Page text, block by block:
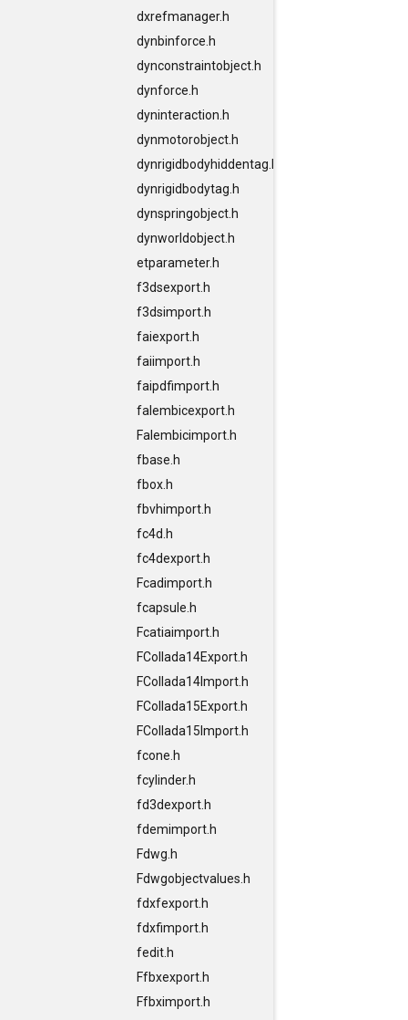
dxrefmanager.h
dynbinforce.h
dynconstraintobject.h
dynforce.h
dyninteraction.h
dynmotorobject.h
dynrigidbodyhiddentag.h
dynrigidbodytag.h
dynspringobject.h
dynworldobject.h
etparameter.h
f3dsexport.h
f3dsimport.h
faiexport.h
faiimport.h
faipdfimport.h
falembicexport.h
Falembicimport.h
fbase.h
fbox.h
fbvhimport.h
fc4d.h
fc4dexport.h
Fcadimport.h
fcapsule.h
Fcatiaimport.h
FCollada14Export.h
FCollada14Import.h
FCollada15Export.h
FCollada15Import.h
fcone.h
fcylinder.h
fd3dexport.h
fdemimport.h
Fdwg.h
Fdwgobjectvalues.h
fdxfexport.h
fdxfimport.h
fedit.h
Ffbxexport.h
Ffbximport.h